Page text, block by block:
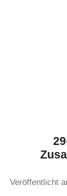
Veröffentlicht